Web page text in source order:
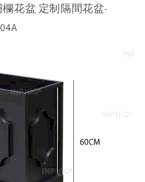
花盆 定制隔間花盆-